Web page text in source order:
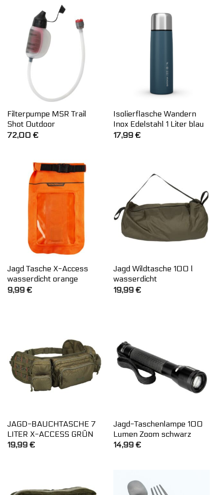
Filterpumpe MSR Trail
Shot Outdoor
72,00 €
Isolierflasche Wandern
Inox Edelstahl 1 Liter blau
17,99 €
Jagd Tasche X-Access
wasserdicht orange
9,99 €
Jagd Wildtasche 100 l
wasserdicht
19,99 €
JAGD-BAUCHTASCHE 7
LITER X-ACCESS GRÜN
19,99 €
Jagd-Taschenlampe 100
Lumen Zoom schwarz
14,99 €